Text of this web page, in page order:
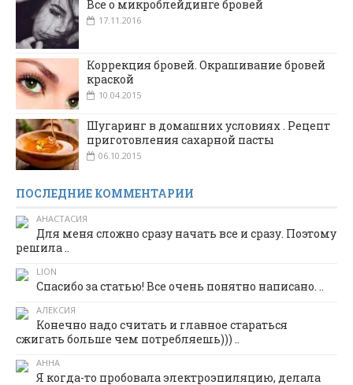
Все о микроблейдинге бровей
17.11.2016
Коррекция бровей. Окрашивание бровей
краской
10.04.2015
Шугаринг в домашних условиях . Рецепт
приготовления сахарной пасты
06.10.2015
ПОСЛЕДНИЕ КОММЕНТАРИИ
АНАСТАСИЯ
Для меня сложно сразу начать все и сразу. Поэтому
решила ..
LION
Спасибо за статью! Все очень понятно написано. ..
АЛЕКСИЯ
Конечно надо считать и главное стараться
сжигать больше чем потребляешь))) ..
АННА
Я когда-то пробовала электроэпиляцию, делала